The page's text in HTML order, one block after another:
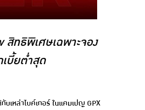
สิทธิพิเศษเฉพาะจอง
บี้ยต่ำสุด
เหล่าไบค์เกอร์ ในแคมเปญ GPX